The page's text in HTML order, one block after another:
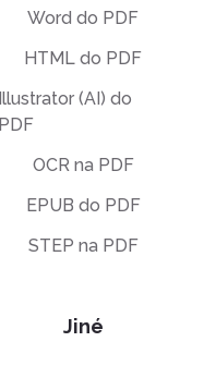
Word do PDF
HTML do PDF
Illustrator (AI) do
PDF
OCR na PDF
EPUB do PDF
STEP na PDF
Jiné